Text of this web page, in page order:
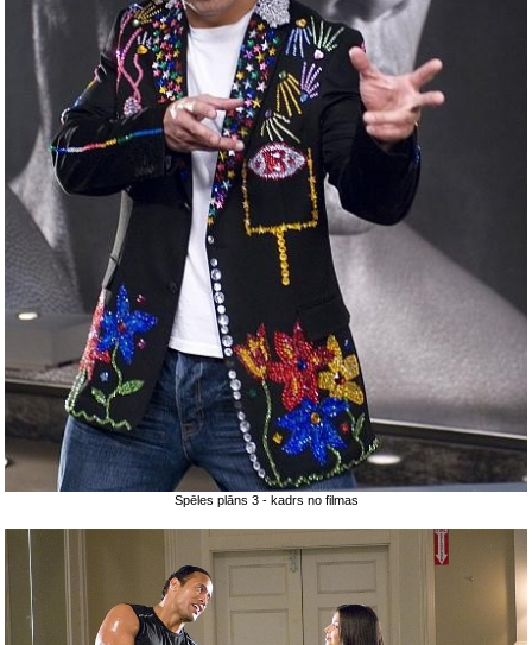
Spēles plāns 3 - kadrs no filmas